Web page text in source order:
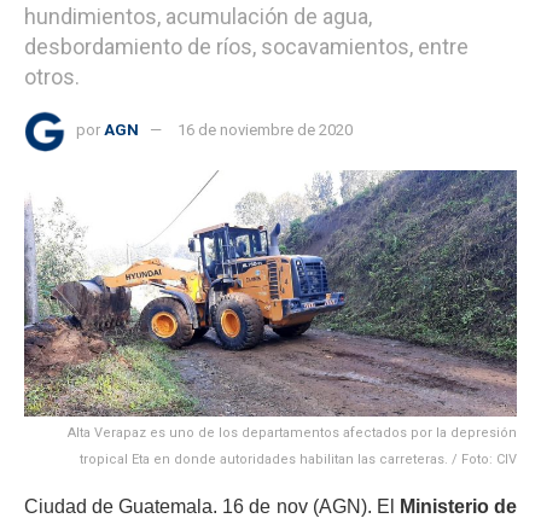
hundimientos, acumulación de agua,
desbordamiento de ríos, socavamientos, entre
otros.
por AGN 16 de noviembre de 2020
Alta Verapaz es uno de los departamentos afectados por la depresión
tropical Eta en donde autoridades habilitan las carreteras. / Foto: CIV
Ciudad de Guatemala. 16 de nov (AGN). El
Ministerio de